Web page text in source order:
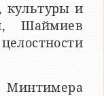
культуры и
Шаймиев